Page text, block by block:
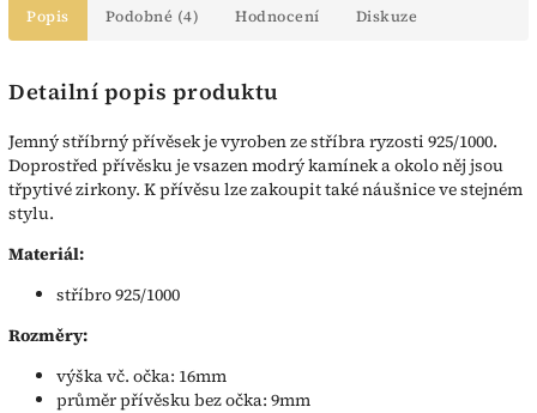
Popis Podobné (4) Hodnocení Diskuze
Detailní popis produktu
Jemný stříbrný přívěsek je vyroben ze stříbra ryzosti 925/1000.
Doprostřed přívěsku je vsazen modrý kamínek a okolo něj jsou
třpytivé zirkony. K přívěsu lze zakoupit také náušnice ve stejném
stylu.
Materiál:
stříbro 925/1000
Rozměry:
výška vč. očka: 16mm
průměr přívěsku bez očka: 9mm